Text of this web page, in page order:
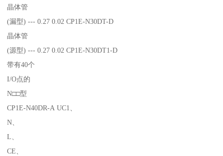
晶体管
(漏型) --- 0.27 0.02 CP1E-N30DT-D
晶体管
(源型) --- 0.27 0.02 CP1E-N30DT1-D
带有40个
I/O点的
N□□型
CP1E-N40DR-A UC1、
N、
L、
CE、